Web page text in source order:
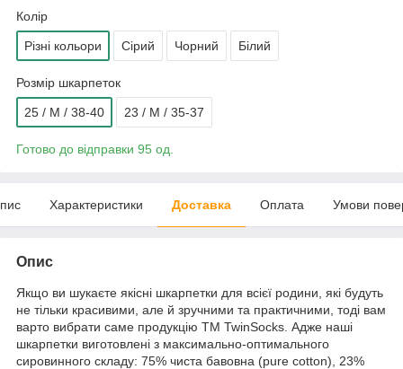
Колір
Різні кольори Сірий Чорний Білий
Розмір шкарпеток
25 / M / 38-40 23 / М / 35-37
Готово до відправки 95 од.
Характеристики Доставка Оплата Умови
Опис
Якщо ви шукаєте якісні шкарпетки для всієї родини, які будуть
не тільки красивими, але й зручними та практичними, тоді вам
варто вибрати саме продукцію ТM TwinSocks. Адже наші
шкарпетки виготовлені з максимально-оптимального
сировинного складу: 75% чиста бавовна (pure cotton), 23%